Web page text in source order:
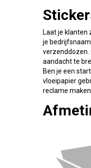
Laat je klanten
je
verzenddozen.
aandacht te
Ben je een
vloeipapier
reclame maken.